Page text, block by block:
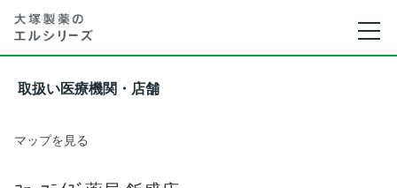
取扱い医療機関・店舗
マップを見る